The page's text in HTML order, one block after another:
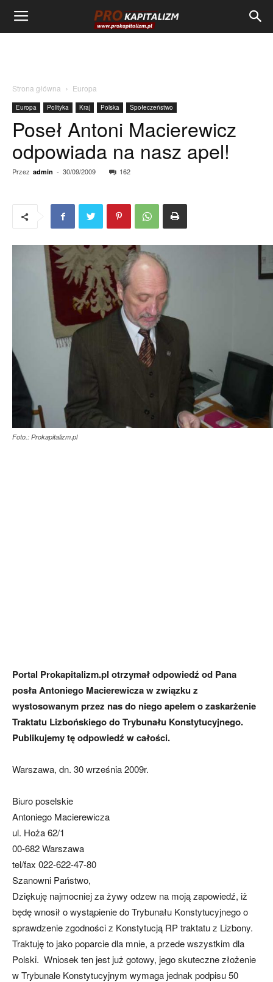
Strona główna Europa
Europa Polityka Kraj Polska Społeczeństwo
Poseł Antoni Macierewicz
odpowiada na nasz apel!
Przez admin - 30/09/2009 162
Foto.: Prokapitalizm.pl
Portal Prokapitalizm.pl otrzymał odpowiedź od Pana
posła Antoniego Macierewicza w związku z
wystosowanym przez nas do niego apelem o zaskarżenie
Traktatu Lizbońskiego do Trybunału Konstytucyjnego.
Publikujemy tę odpowiedź w całości.
Warszawa, dn. 30 września 2009r.
Biuro poselskie
Antoniego Macierewicza
ul. Hoża 62/1
00-682 Warszawa
tel/fax 022-622-47-80
Szanowni Państwo,
Dziękuję najmocniej za żywy odzew na moją zapowiedź, iż
będę wnosił o wystąpienie do Trybunału Konstytucyjnego o
sprawdzenie zgodności z Konstytucją RP traktatu z Lizbony.
Traktuję to jako poparcie dla mnie, a przede wszystkim dla
Polski. Wniosek ten jest już gotowy, jego skuteczne złożenie
w Trybunale Konstytucyjnym wymaga jednak podpisu 50